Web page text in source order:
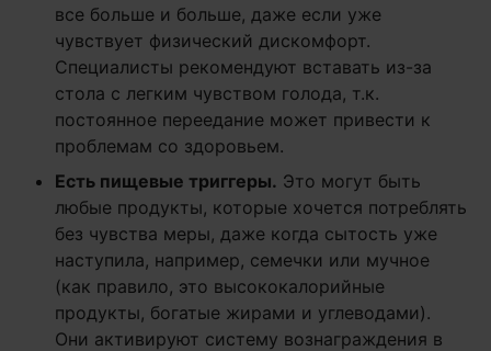
все больше и больше, даже если уже
чувствует физический дискомфорт.
Специалисты рекомендуют вставать из-за
стола с легким чувством голода, т.к.
постоянное переедание может привести к
проблемам со здоровьем.
Есть пищевые триггеры. Это могут быть
любые продукты, которые хочется потреблять
без чувства меры, даже когда сытость уже
наступила, например, семечки или мучное
(как правило, это высококалорийные
продукты, богатые жирами и углеводами).
Они активируют систему вознаграждения в